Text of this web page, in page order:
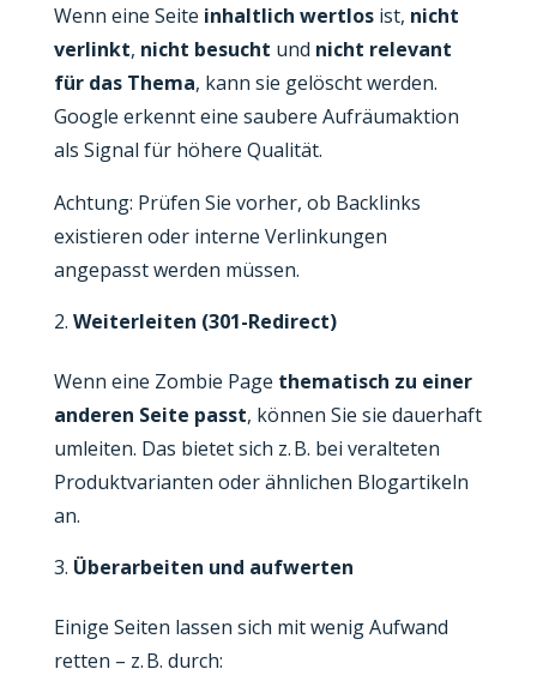
Wenn eine Seite inhaltlich wertlosist, nicht
verlinkt, nicht besucht und nicht relevant
für das Thema, kann sie gelöscht werden.
Google erkennt eine saubere Aufräumaktion
als Signal für höhere Qualität.
Achtung: Prüfen Sie vorher, ob Backlinks
existieren oder interne Verlinkungen
angepasst werden müssen.
Weiterleiten (301-Redirect)
Wenn eine Zombie Page thematisch zu einer
anderen Seite passt, können Sie sie dauerhaft
umleiten. Das bietet sich z. B. bei veralteten
Produktvarianten oder ähnlichen Blogartikeln
an.
Überarbeiten und aufwerten
Einige Seiten lassen sich mit wenig Aufwand
retten – z. B. durch: